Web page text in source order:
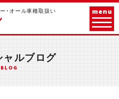
･オール車種取扱い menu
ャルブログ
BLOG